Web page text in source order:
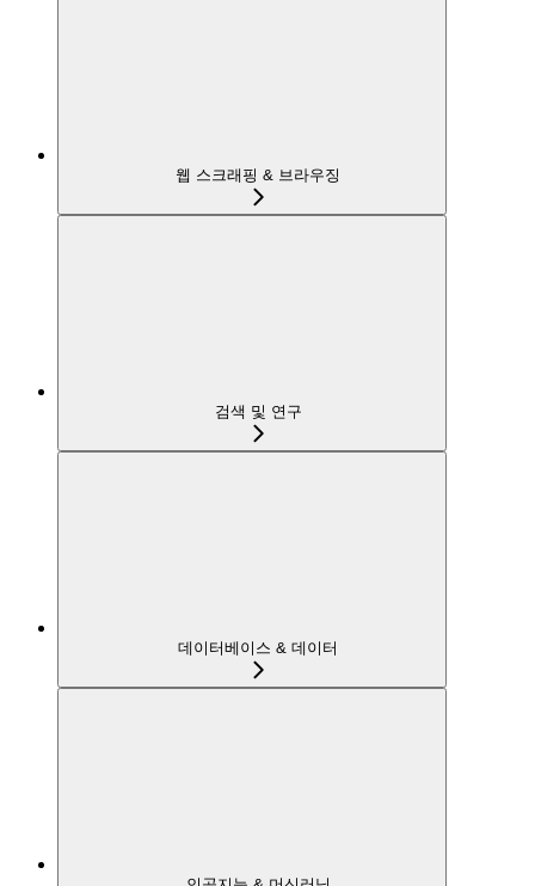
웹 스크래핑 & 브라우징
검색 및 연구
데이터베이스 & 데이터